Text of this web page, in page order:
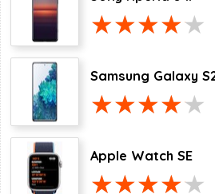
Samsung Galaxy
Apple Watch SE